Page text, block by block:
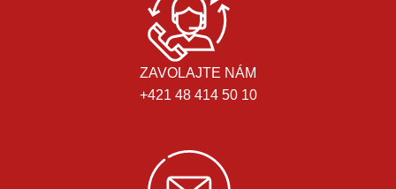
ZAVOLAJTE NÁM
+421 48 414 50 10